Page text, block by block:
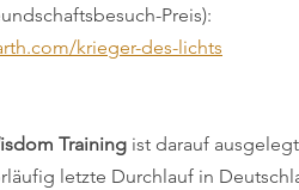
Preis):
krieger-des-lichts
Training ist darauf
letzte Durchlauf in